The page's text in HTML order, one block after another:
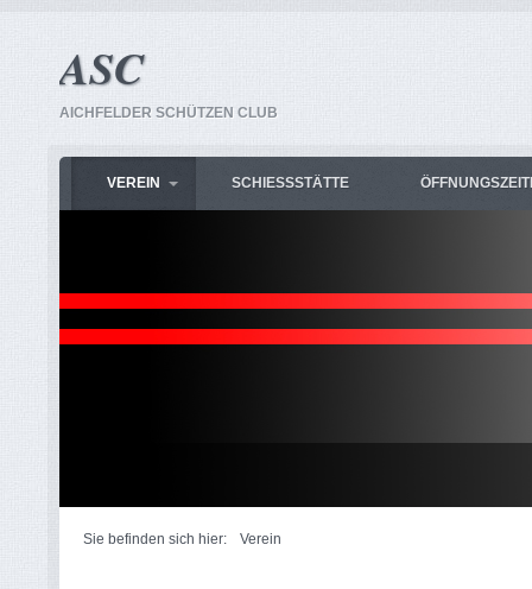
ASC
AICHFELDER SCHÜTZEN CLUB
VEREIN SCHIESSSTÄTTE
Sie befinden sich hier: Verein